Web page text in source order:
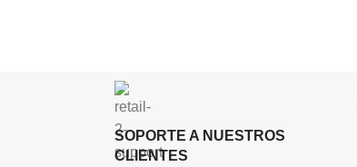
SOPORTE A NUESTROS
CLIENTES